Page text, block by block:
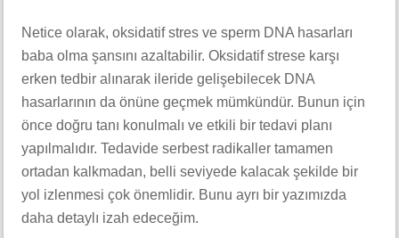
Netice olarak, oksidatif stres ve sperm DNA hasarları
baba olma şansını azaltabilir. Oksidatif strese karşı
erken tedbir alınarak ileride gelişebilecek DNA
hasarlarının da önüne geçmek mümkündür. Bunun için
önce doğru tanı konulmalı ve etkili bir tedavi planı
yapılmalıdır. Tedavide serbest radikaller tamamen
ortadan kalkmadan, belli seviyede kalacak şekilde bir
yol izlenmesi çok önemlidir. Bunu ayrı bir yazımızda
daha detaylı izah edeceğim.